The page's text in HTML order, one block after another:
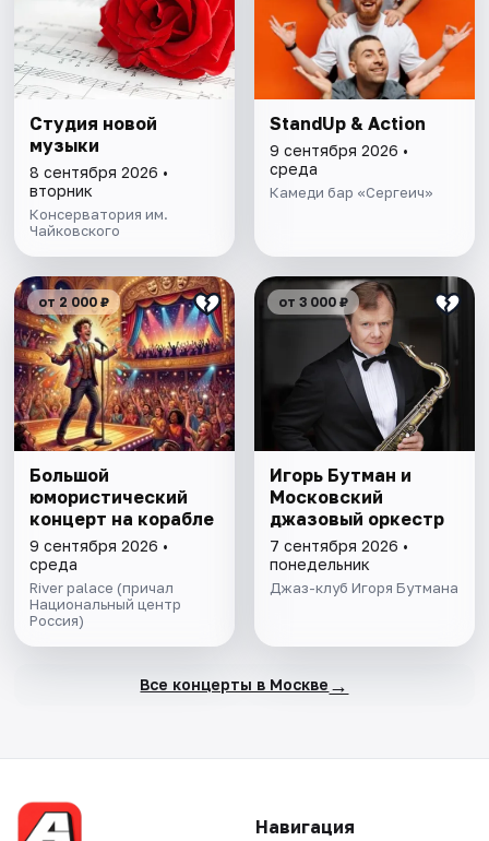
Студия новой
музыки
8 сентября 2026 •
вторник
Консерватория им.
Чайковского
StandUp & Action
9 сентября 2026 •
среда
Камеди бар «Сергеич»
от 2 000 ₽
Большой
юмористический
концерт на корабле
9 сентября 2026 •
среда
River palace (причал
Национальный центр
Россия)
от 3 000 ₽
Игорь Бутман и
Московский
джазовый оркестр
7 сентября 2026 •
понедельник
Джаз-клуб Игоря Бутмана
Все концерты в Москве →
Навигация